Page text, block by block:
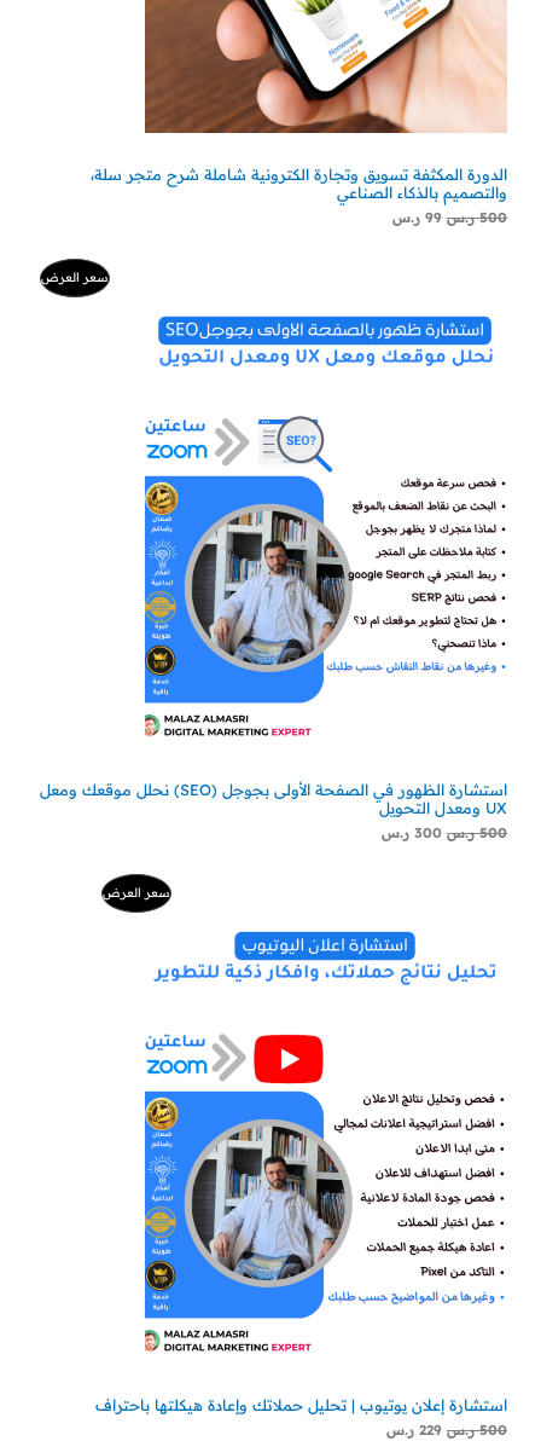
الدورة المكثفة تسويق وتجارة الكترونية شاملة شرح متجر سلة،
والتصميم بالذكاء الصناعي
500 ر.س 99 ر.س
سعر العرضمنتج
استشارة الظهور في الصفحة الأولى بجوجل (SEO) نحلل موقعك ومعل
UX ومعدل التحويل
500 ر.س
500 ر.س.
300 ر.س
300 ر.س.
سعر العرضمنتج
استشارة إعلان يوتيوب | تحليل حملاتك وإعادة هيكلتها باحتراف
500 ر.س 229 ر.س
229 ر.س.